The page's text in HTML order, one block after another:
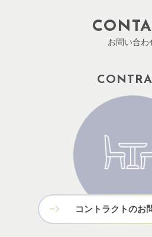
お問い合わ
コントラクトのお